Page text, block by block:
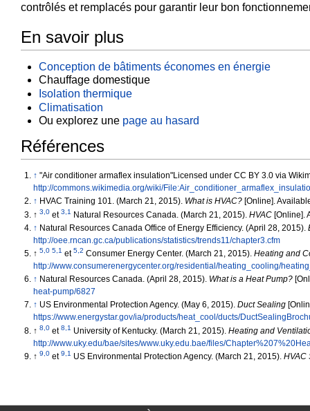
contrôlés et remplacés pour garantir leur bon
En savoir plus
Conception de bâtiments économes en énergie
Chauffage domestique
Isolation thermique
Climatisation
Ou explorez une page au hasard
Références
↑ "Air conditioner armaflex insulation"Licensed under CC BY 3.0 via
http://commons.wikimedia.org/wiki/
↑ HVAC Training 101. (March 21, 2015). What is HVAC? [Online].
↑ 3,0 et3,1 Natural Resources Canada. (March 21, 2015). HVAC [Online].
↑ Natural Resources Canada Office of Energy Efficiency. (April 28, 2015).
http://oee.rncan.gc.ca/publications/statistics/trends11/chapter3.cfm
↑ 5,0 5,1 et5,2 Consumer Energy Center. (March 21, 2015). Heating and
http://www.consumerenergycenter.org/residential/heating_cooling/
↑ Natural Resources Canada. (April 28, 2015). What is a Heat Pump?
heat-pump/6827
↑ US Environmental Protection Agency. (May 6, 2015). Duct Sealing
https://www.energystar.gov/ia/products/heat_cool/ducts/
↑ 8,0 et8,1 University of Kentucky. (March 21, 2015). Heating and
http://www.uky.edu/bae/sites/www.uky.edu.bae/files/
↑ 9,0 et9,1 US Environmental Protection Agency. (March 21, 2015). HVAC